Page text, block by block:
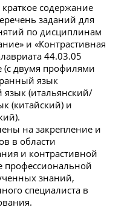
содержание
заданий для
по дисциплинам
и «Контрастивная
44.03.05
(с двумя профилями
язык
(итальянский/
(китайский) и
на закрепление и
в области
и контрастивной
профессиональной
знаний,
специалиста в